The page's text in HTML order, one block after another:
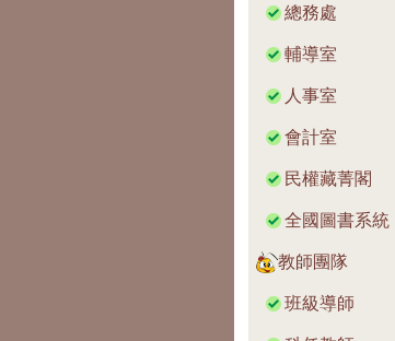
總務處
輔導室
人事室
會計室
民權藏菁閣
全國圖書系統
教師團隊
班級導師